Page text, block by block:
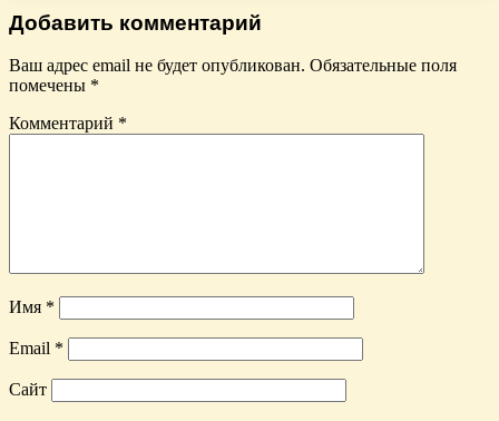
Добавить комментарий
Ваш адрес email не будет опубликован. Обязательные поля
помечены *
Комментарий *
Имя *
Email *
Сайт